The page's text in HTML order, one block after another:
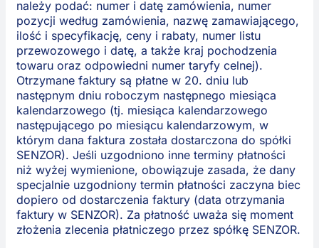
należy podać: numer i datę zamówienia, numer
pozycji według zamówienia, nazwę zamawiającego,
ilość i specyfikację, ceny i rabaty, numer listu
przewozowego i datę, a także kraj pochodzenia
towaru oraz odpowiedni numer taryfy celnej).
Otrzymane faktury są płatne w 20. dniu lub
następnym dniu roboczym następnego miesiąca
kalendarzowego (tj. miesiąca kalendarzowego
następującego po miesiącu kalendarzowym, w
którym dana faktura została dostarczona do spółki
SENZOR). Jeśli uzgodniono inne terminy płatności
niż wyżej wymienione, obowiązuje zasada, że dany
specjalnie uzgodniony termin płatności zaczyna biec
dopiero od dostarczenia faktury (data otrzymania
faktury w SENZOR). Za płatność uważa się moment
złożenia zlecenia płatniczego przez spółkę SENZOR.